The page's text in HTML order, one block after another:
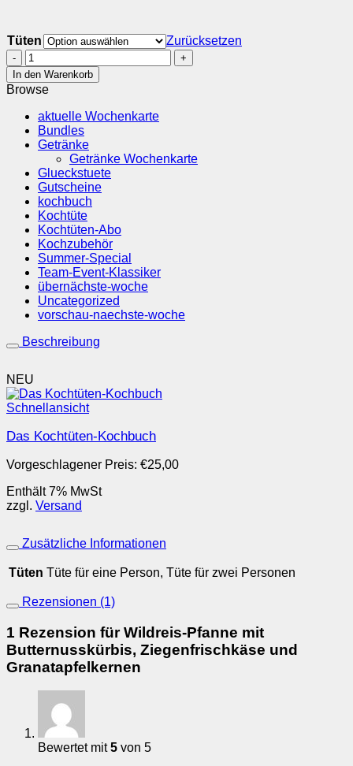
Tüten
Zurücksetzen
Wildreis-
Pfanne
mit
Butternusskürbis,
Ziegenfrischkäse
und
Granatapfelkernen
Menge
In den Warenkorb
Browse
aktuelle Wochenkarte
Bundles
Getränke
Getränke Wochenkarte
Glueckstuete
Gutscheine
kochbuch
Kochtüte
Kochtüten-Abo
Kochzubehör
Summer-Special
Team-Event-Klassiker
übernächste-woche
Uncategorized
vorschau-naechste-woche
Beschreibung
NEU
Schnellansicht
Das Kochtüten-Kochbuch
Vorgeschlagener Preis: €25,00
Enthält 7% MwSt
zzgl. Versand
Zusätzliche Informationen
Tüten Tüte für eine Person, Tüte für zwei Personen
Rezensionen (1)
1 Rezension fürWildreis-Pfanne mit
Butternusskürbis, Ziegenfrischkäse und
Granatapfelkernen
Bewertet mit5 von 5